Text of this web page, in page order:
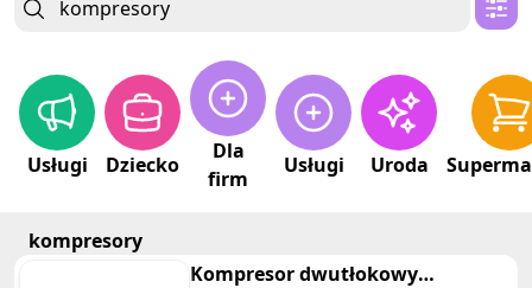
Usługi Dziecko
Dla
firm
Usługi Uroda
kompresory
Kompresor dwutłokowy